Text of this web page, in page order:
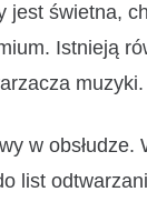
jest świetna,
Istnieją
muzyki.
w
list